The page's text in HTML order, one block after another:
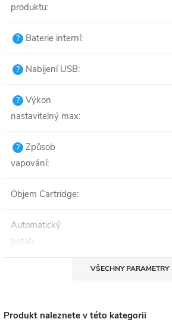
produktu:
? Baterie interní:
? Nabíjení USB:
? Výkon
nastavitelný max:
? Způsob
vapování:
Objem Cartridge:
Automatický
potah:
VŠECHNY PARAMETRY
Produkt naleznete v této kategorii